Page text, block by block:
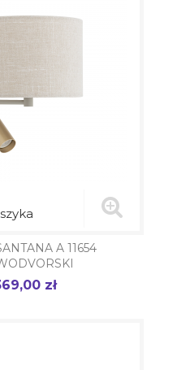
A 11654
zł